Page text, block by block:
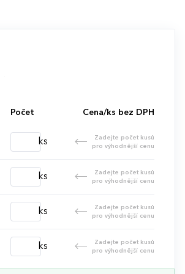
Počet Cena/ks bez DPH
ks
Zadejte počet kusů
pro výhodnější cenu
ks
Zadejte počet kusů
pro výhodnější cenu
ks
Zadejte počet kusů
pro výhodnější cenu
ks
Zadejte počet kusů
pro výhodnější cenu